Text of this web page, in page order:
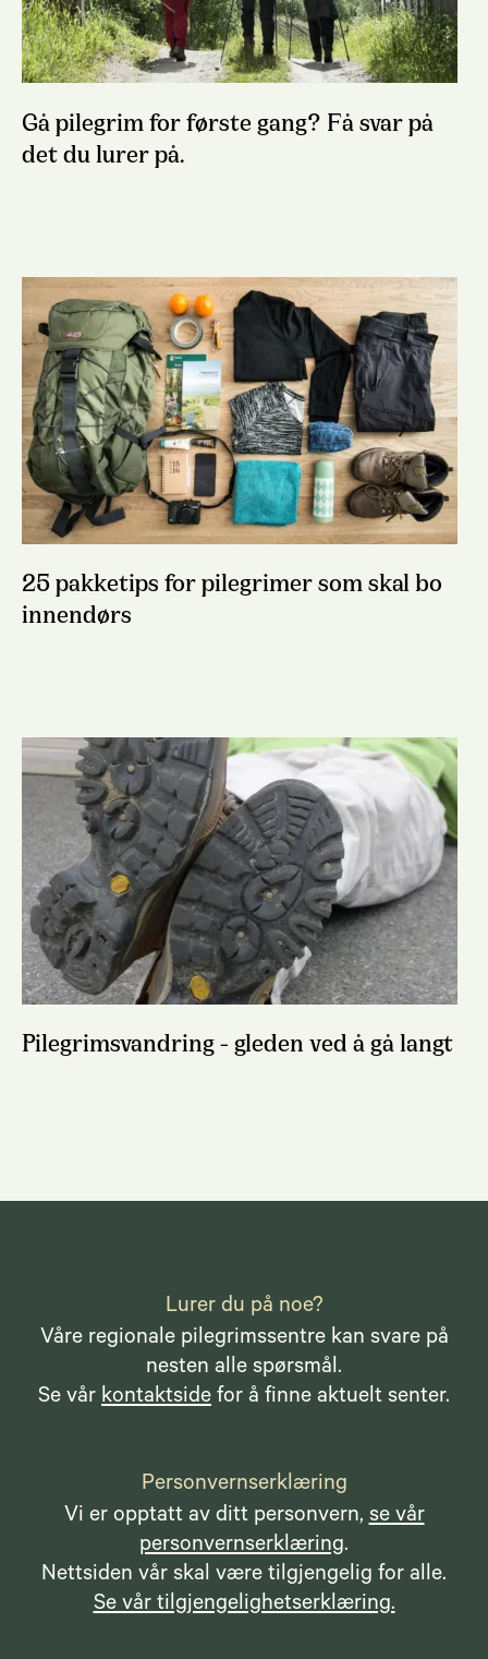
Gå pilegrim for første gang? Få svar på
det du lurer på.
25 pakketips for pilegrimer som skal bo
innendørs
Pilegrimsvandring - gleden ved å gå langt
Lurer du på noe?
Våre regionale pilegrimssentre kan svare på
nesten alle spørsmål.
Se vår kontaktside for å finne aktuelt senter.
Personvernserklæring
Vi er opptatt av ditt personvern,se vår
personvernserklæring.
Nettsiden vår skal være tilgjengelig for alle.
Se vår tilgjengelighetserklæring.